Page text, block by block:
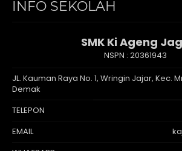
INFO SEKOLAH
SMK Ki Ageng
NSPN : 20361943
JL. Kauman Raya No. 1, Wringin Jajar, Kec.
Demak
TELEPON
EMAIL